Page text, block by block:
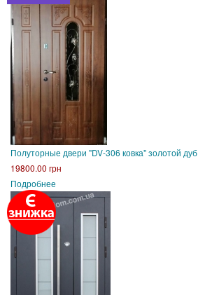
Полуторные двери "DV-306 ковка" золотой дуб
19800.00 грн
Подробнее